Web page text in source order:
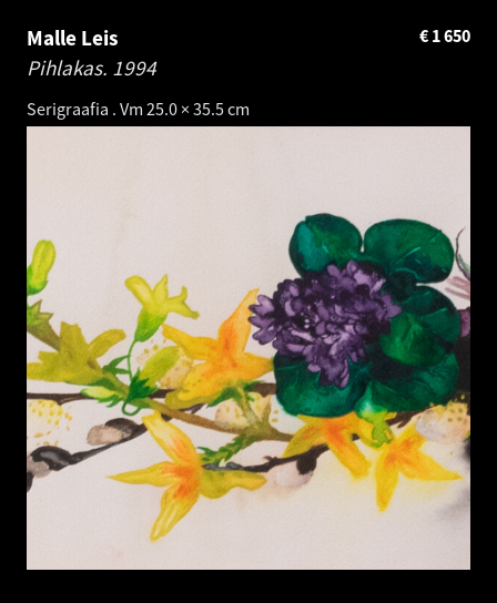
Malle Leis
Pihlakas. 1994
Serigraafia . Vm 25.0 × 35.5 cm
1 650
€